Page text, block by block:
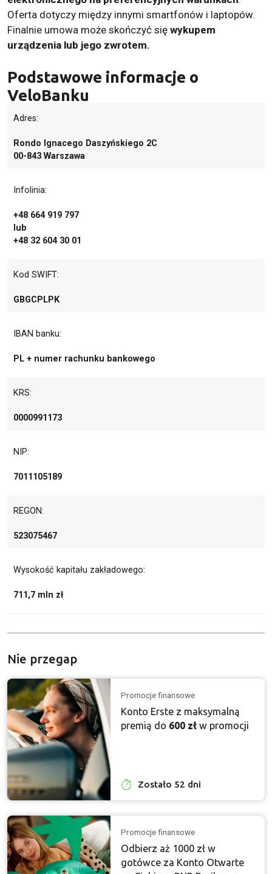
Oferta dotyczy między innymi smartfonów i laptopów.
Finalnie umowa może skończyć się wykupem
urządzenia lub jego zwrotem.
Podstawowe informacje o
VeloBanku
Adres:
Rondo Ignacego Daszyńskiego 2C
00-843 Warszawa
Infolinia:
+48 664 919 797
lub
+48 32 604 30 01
Kod SWIFT:
GBGCPLPK
IBAN banku:
PL + numer rachunku bankowego
KRS:
0000991173
NIP:
7011105189
REGON:
523075467
Wysokość kapitału zakładowego:
711,7 mln zł
Nie przegap
Promocje finansowe
Konto Erste z maksymalną
premią do 600 zł w promocji
Zostało 52 dni
Promocje finansowe
Odbierz aż 1000 zł w
gotówce za Konto Otwarte